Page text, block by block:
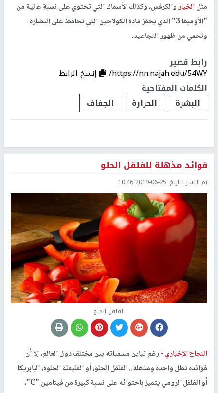
مثلالخياروالكرفس، وكذلك الأسماك التي تحتوي على نسبة عالية من
"الأوميغا 3" الذي يحفز مادة الكولاجين التي تحافظ على النضارة
وتحمي من ظهور التجاعيد.
رابط قصير
https://nn.najah.edu/54WY/
إنسخ الرابط
الكلمات المفتاحية
البشرة
الحرارة الجفاف
فوائد مذهلة للفلفل الحلو
تم النشر بتاريخ: 2019-06-25 10:46
الفلفل الحلو
النجاح الإخباري -رغم تباين مسمياته بين مختلف دول العالم، إلا أن
فوائده تظل واحدة ومذهلة.. الفلفل الحلو، أو الفليفلة الحلوة، البابريكا
أو الفلفل الرومي يتميز باحتوائه على نسبة كبيرة من فيتامين "C"،